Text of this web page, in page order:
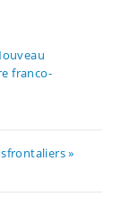
franco-
»